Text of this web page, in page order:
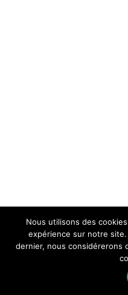
Nous utilisons des
expérience sur notre
dernier, nous considérerons